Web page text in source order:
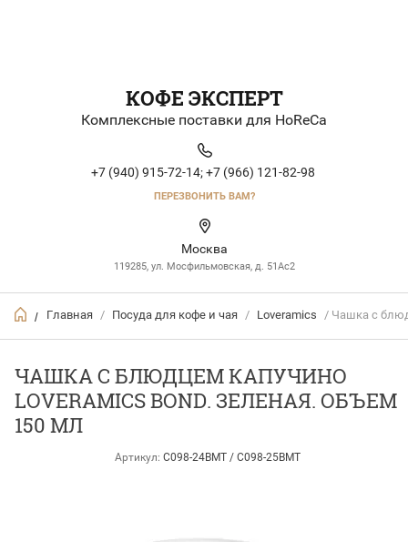
КОФЕ ЭКСПЕРТ
Комплексные поставки для HoReCa
+7 (940) 915-72-14; +7 (966) 121-82-98
ПЕРЕЗВОНИТЬ ВАМ?
Москва
119285, ул. Мосфильмовская, д. 51Ac2
/ Главная / Посуда для кофе и чая / Loveramics / Чашка с
ЧАШКА С БЛЮДЦЕМ КАПУЧИНО
LOVERAMICS BOND. ЗЕЛЕНАЯ. ОБЪЕМ
150 МЛ
Артикул: C098-24BMT / C098-25BMT